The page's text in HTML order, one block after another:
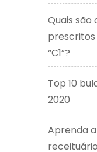
Quais
“C1”?
Top 10
2020
Aprenda